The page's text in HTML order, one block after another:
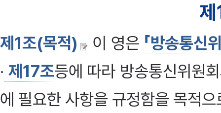
제1조(목적) 이 영은 「방송통신
· 제17조등에 따라 방송통신위원
에 필요한 사항을 규정함을 목적